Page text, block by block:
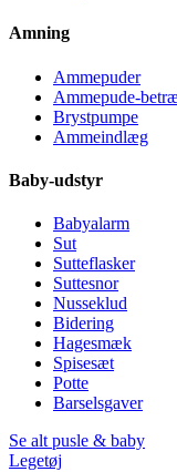
Amning
Ammepuder
Ammepude-
Brystpumpe
Ammeindlæg
Baby-udstyr
Babyalarm
Sut
Sutteflasker
Suttesnor
Nusseklud
Bidering
Hagesmæk
Spisesæt
Potte
Barselsgaver
Se alt pusle & baby
Legetøj